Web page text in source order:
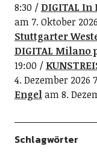
8:30
DIGITAL
am 7. Oktober
Stuttgarter
DIGITAL Milano
19:00
4. Dezember 2026
Engelam 8.
Schlagwörter